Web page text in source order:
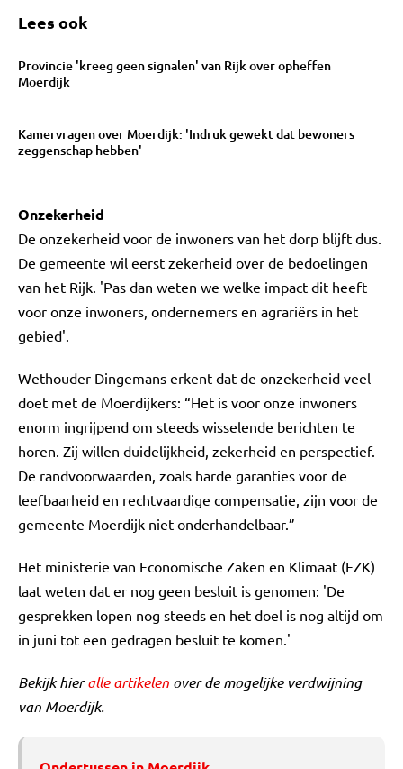
Lees ook
Provincie 'kreeg geen signalen' van Rijk over opheffen
Moerdijk
Kamervragen over Moerdijk: 'Indruk gewekt dat bewoners
zeggenschap hebben'
Onzekerheid
De onzekerheid voor de inwoners van het dorp blijft dus.
De gemeente wil eerst zekerheid over de bedoelingen
van het Rijk. 'Pas dan weten we welke impact dit heeft
voor onze inwoners, ondernemers en agrariërs in het
gebied'.
Wethouder Dingemans erkent dat de onzekerheid veel
doet met de Moerdijkers: “Het is voor onze inwoners
enorm ingrijpend om steeds wisselende berichten te
horen. Zij willen duidelijkheid, zekerheid en perspectief.
De randvoorwaarden, zoals harde garanties voor de
leefbaarheid en rechtvaardige compensatie, zijn voor de
gemeente Moerdijk niet onderhandelbaar.”
Het ministerie van Economische Zaken en Klimaat (EZK)
laat weten dat er nog geen besluit is genomen: 'De
gesprekken lopen nog steeds en het doel is nog altijd om
in juni tot een gedragen besluit te komen.'
Bekijk hieralle artikelen over de mogelijke verdwijning
van Moerdijk.